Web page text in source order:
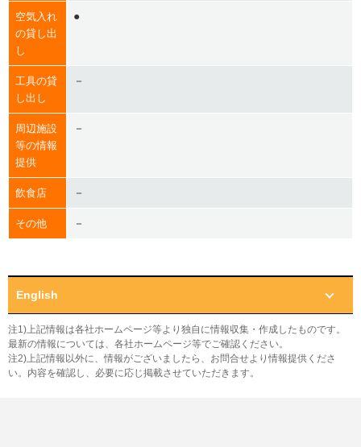
空気入れ
の貸し出
し
●
工具の貸
し出し
－
周辺施設
等の情報
提供
－
飲食店 －
その他 －
English
注1)上記情報は各社ホームページ等より独自に情報収集・作成したものです。
最新の情報については、各社ホームページ等でご確認ください。
注2)上記情報以外に、情報がございましたら、お問合せより情報提供くださ
い。内容を確認し、必要に応じ掲載させていただきます。